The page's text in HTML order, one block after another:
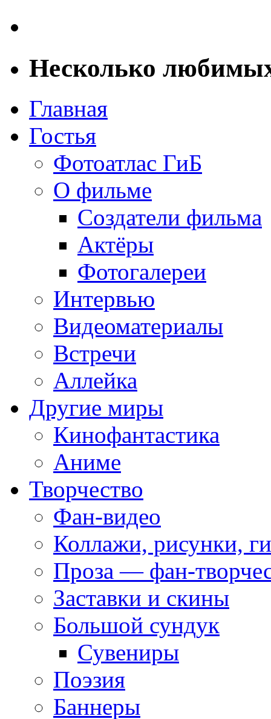
Несколько
Главная
Гостья
Фотоатлас ГиБ
О фильме
Создатели фильма
Актёры
Фотогалереи
Интервью
Видеоматериалы
Встречи
Аллейка
Другие миры
Кинофантастика
Аниме
Творчество
Фан-видео
Коллажи, рисунки,
Проза — фан-
Заставки и скины
Большой сундук
Сувениры
Поэзия
Баннеры